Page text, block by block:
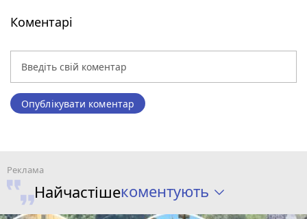
Коментарі
Опублікувати коментар
Найчастішекоментують